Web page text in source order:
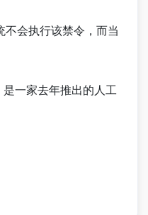
会执行该禁令，而当
一家去年推出的人工